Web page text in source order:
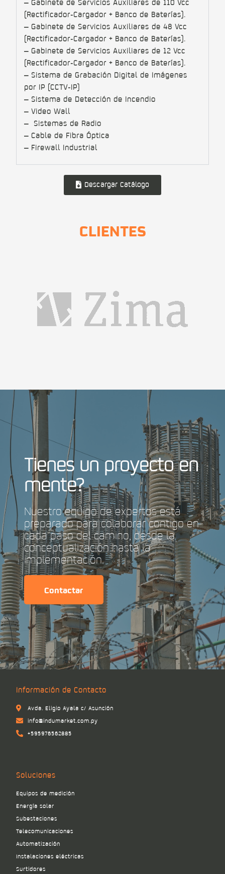
(Rectificador-Cargador + Banco de Baterías).
– Gabinete de Servicios Auxiliares de 48 Vcc
(Rectificador-Cargador + Banco de Baterías).
– Gabinete de Servicios Auxiliares de 12 Vcc
(Rectificador-Cargador + Banco de Baterías).
– Sistema de Grabación Digital de Imágenes
por IP (CCTV-IP)
– Sistema de Detección de Incendio
– Video Wall
– Sistemas de Radio
– Cable de Fibra Óptica
– Firewall Industrial
Descargar Catálogo
CLIENTES
Tienes un proyecto en
mente?
Nuestro equipo de expertos está
preparado para colaborar contigo en
cada paso del camino, desde la
conceptualización hasta la
implementación.
Contactar
Información de Contacto
Avda. Eligio Ayala c/ Asunción
info@indumarket.com.py
+595976562885
Soluciones
Equipos de medición
Energía solar
Subestaciones
Telecomunicaciones
Automatización
Instalaciones eléctricas
Surtidores